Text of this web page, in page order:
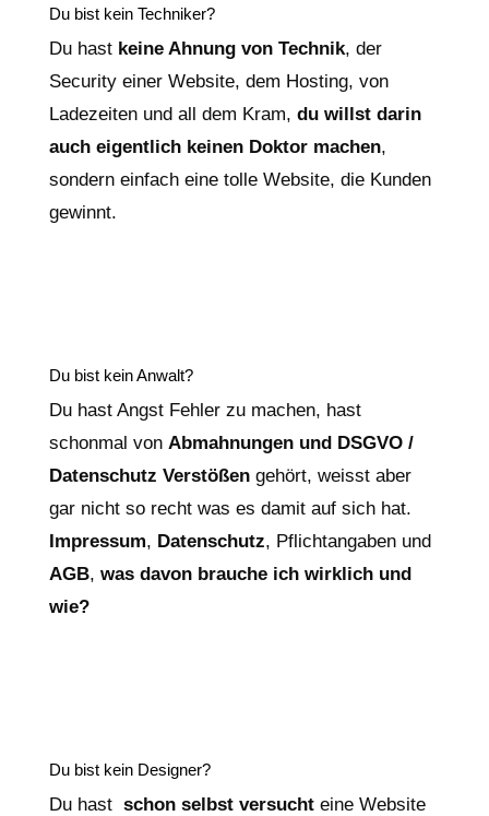
Du bist kein Techniker?
Du hast keine Ahnung von Technik, der
Security einer Website, dem Hosting, von
Ladezeiten und all dem Kram, du willst darin
auch eigentlich keinen Doktor machen,
sondern einfach eine tolle Website, die Kunden
gewinnt.
Du bist kein Anwalt?
Du hast Angst Fehler zu machen, hast
schonmal von Abmahnungen und DSGVO /
Datenschutz Verstößengehört, weisst aber
gar nicht so recht was es damit auf sich hat.
Impressum, Datenschutz, Pflichtangaben und
AGB, was davon brauche ich wirklich und
wie?
Du bist kein Designer?
Du hast schon selbst versuchteine Website